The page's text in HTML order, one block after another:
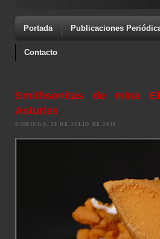
Portada Publicaciones
Contacto
Smithsonitas de mina
Asturias
DOMINGO, 28 DE JULIO DE 2019